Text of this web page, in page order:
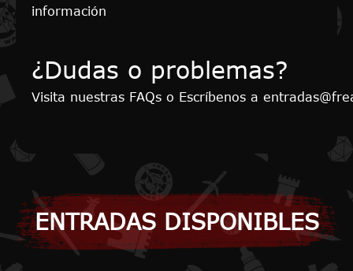
información
¿Dudas o problemas?
Visita nuestras FAQs o Escríbenos a
ENTRADAS DISPONIBLES